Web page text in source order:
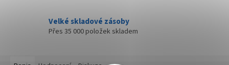
Velké skladové zásoby
Přes 35 000 položek skladem